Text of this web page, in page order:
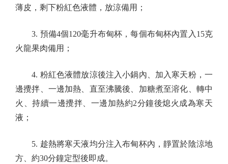
薄皮，剩下粉紅色液體，放涼備用；
3. 預備4個120毫升布甸杯，每個布甸杯內置入15克
火龍果肉備用；
4. 粉紅色液體放涼後注入小鍋內、加入寒天粉，一
邊攪拌、一邊加熱、直至沸騰後、加糖煮至溶化、轉中
火、持續一邊攪拌、一邊加熱約2分鐘後熄火成為寒天
液；
5. 趁熱將寒天液均分注入布甸杯內，靜置於陰涼地
方、約30分鐘定型後即成。